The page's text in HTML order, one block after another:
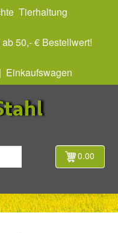
Tierhaltung
50,- € Bestellwert!
Einkaufswagen
0.00